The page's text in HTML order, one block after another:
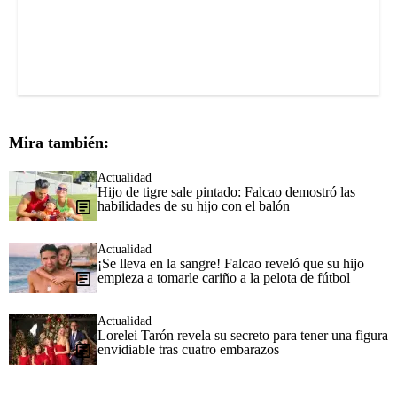
Mira también:
Actualidad
Hijo de tigre sale pintado: Falcao demostró las
habilidades de su hijo con el balón
Actualidad
¡Se lleva en la sangre! Falcao reveló que su hijo
empieza a tomarle cariño a la pelota de fútbol
Actualidad
Lorelei Tarón revela su secreto para tener una figura
envidiable tras cuatro embarazos